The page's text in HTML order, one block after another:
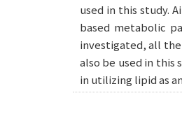
used in this study.
based metabolic
investigated, all
also be used in
in utilizing lipid as